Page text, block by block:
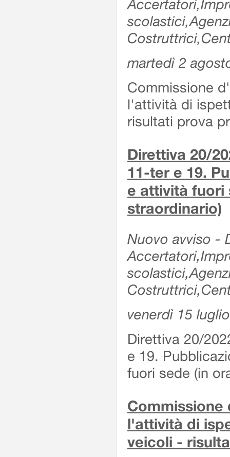
martedì 2
Commissione
l'attività di
risultati prova
Direttiva 20/
11-ter e 19.
e attività fuori
straordinario)
Nuovo avviso -
venerdì 15
Direttiva 20/
e 19.
fuori sede (in
l'attività di
veicoli -